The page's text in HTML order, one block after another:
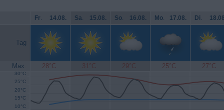
Fr. 14.08. Sa. 15.08. So. 16.08. Mo. 17.08. Di.
Tag
Max. 28°C 31°C 29°C 25°C 27°C
10°C
15°C
20°C
25°C
30°C